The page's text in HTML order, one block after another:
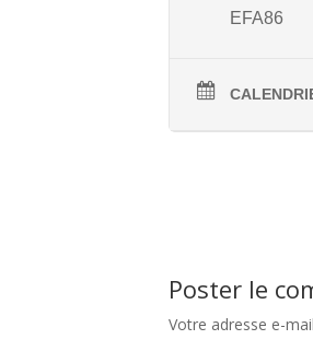
EFA86
Poster le
Votre adresse e-